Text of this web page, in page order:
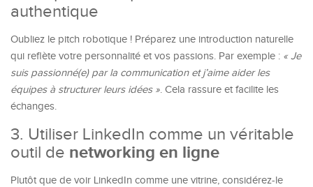
authentique
Oubliez le pitch robotique ! Préparez une introduction naturelle
qui reflète votre personnalité et vos passions. Par exemple : « Je
suis passionné(e) par la communication et j’aime aider les
équipes à structurer leurs idées ». Cela rassure et facilite les
échanges.
3. Utiliser LinkedIn comme un véritable
outil de networking en ligne
Plutôt que de voir LinkedIn comme une vitrine, considérez-le